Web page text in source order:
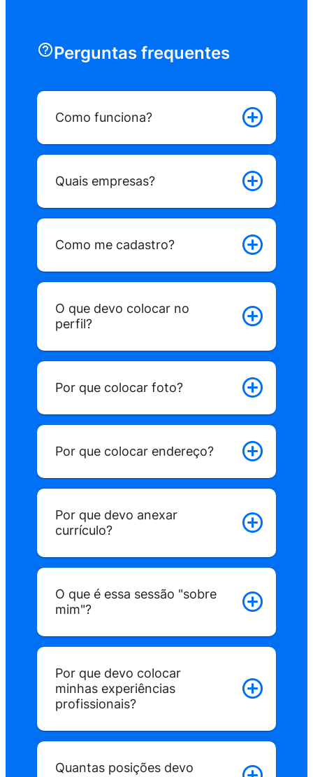
Como funciona?
Faz o cadastro
2
Leva menos de 5 min.
Agora é só deixar o nosso algorítmo
que fazemos o match entre os
mais relevantes e as vagas ideais.
Perguntas frequentes
Como funciona?
Quais empresas?
Como me cadastro?
O que devo colocar no
perfil?
Por que colocar foto?
Por que colocar endereço?
Por que devo anexar
currículo?
O que é essa sessão "sobre
mim"?
Por que devo colocar
minhas experiências
profissionais?
Quantas posições devo